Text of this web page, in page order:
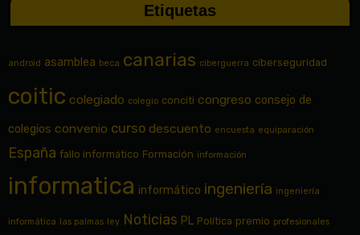
Etiquetas
android asamblea beca canarias ciberguerra ciberseguridad
coitic colegiado colegio conciti congreso consejo de
colegios convenio curso descuento encuesta equiparación
España fallo informático Formación información
informatica informático ingeniería ingeniería
informática las palmas ley Noticias PL Política premio profesionales